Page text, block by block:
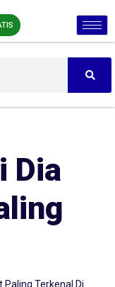
Dia